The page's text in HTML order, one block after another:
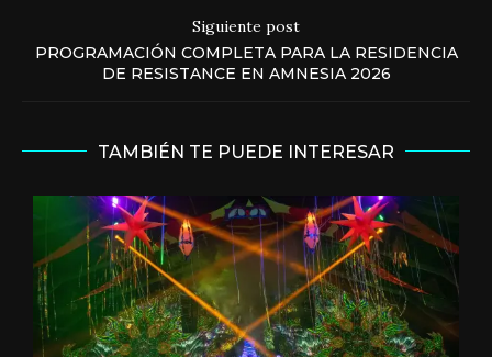
Siguiente post
PROGRAMACIÓN COMPLETA PARA LA RESIDENCIA
DE RESISTANCE EN AMNESIA 2026
TAMBIÉN TE PUEDE INTERESAR